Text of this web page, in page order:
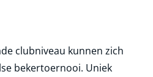
clubniveau kunnen zich
bekertoernooi. Uniek